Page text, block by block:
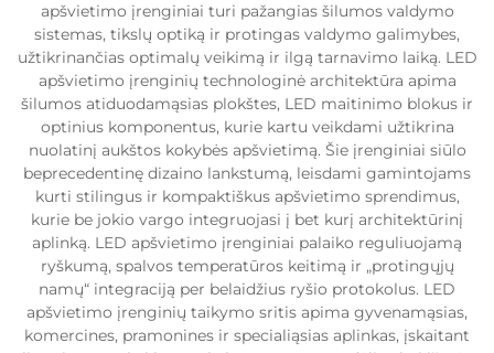
apšvietimo įrenginiai turi pažangias šilumos valdymo
sistemas, tikslų optiką ir protingas valdymo galimybes,
užtikrinančias optimalų veikimą ir ilgą tarnavimo laiką. LED
apšvietimo įrenginių technologinė architektūra apima
šilumos atiduodamąsias plokštes, LED maitinimo blokus ir
optinius komponentus, kurie kartu veikdami užtikrina
nuolatinį aukštos kokybės apšvietimą. Šie įrenginiai siūlo
beprecedentinę dizaino lankstumą, leisdami gamintojams
kurti stilingus ir kompaktiškus apšvietimo sprendimus,
kurie be jokio vargo integruojasi į bet kurį architektūrinį
aplinką. LED apšvietimo įrenginiai palaiko reguliuojamą
ryškumą, spalvos temperatūros keitimą ir „protingųjų
namų“ integraciją per belaidžius ryšio protokolus. LED
apšvietimo įrenginių taikymo sritis apima gyvenamąsias,
komercines, pramonines ir specialiąsias aplinkas, įskaitant